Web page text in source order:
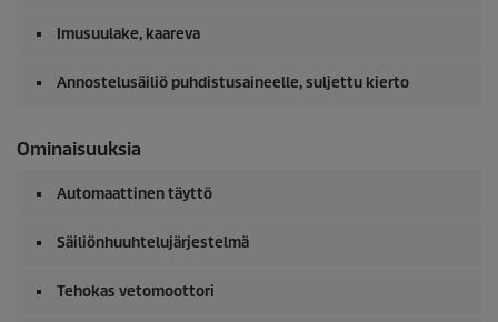
Imusuulake, kaareva
Annostelusäiliö puhdistusaineelle, suljettu kierto
Ominaisuuksia
Automaattinen täyttö
Säiliönhuuhtelujärjestelmä
Tehokas vetomoottori